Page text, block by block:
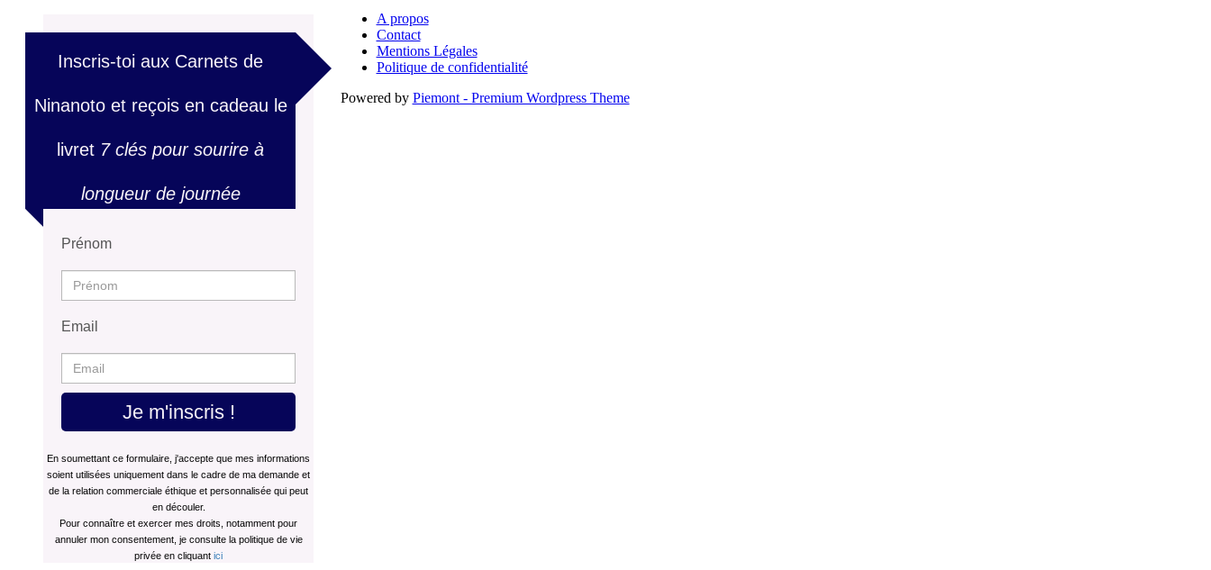
Inscris-toi aux Carnets de
Ninanoto et reçois en cadeau le
livret 7 clés pour sourire à
longueur de journée
Prénom
Email
Je m'inscris !
En soumettant ce formulaire, j'accepte que mes informations
soient utilisées uniquement dans le cadre de ma demande et
de la relation commerciale éthique et personnalisée qui peut
en découler.
Pour connaître et exercer mes droits, notamment pour
annuler mon consentement, je consulte la politique de vie
privée en cliquant ici
A propos
Contact
Mentions Légales
Politique de confidentialité
Powered by Piemont - Premium Wordpress Theme